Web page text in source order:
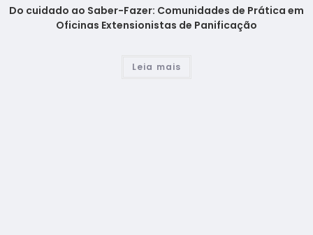
Do cuidado ao Saber-Fazer: Comunidades de Prática em
Oficinas Extensionistas de Panificação
Leia mais